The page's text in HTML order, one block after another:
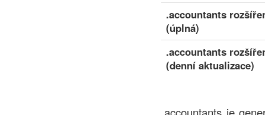
.accountants
(úplná)
.accountants
(denní aktualizace)